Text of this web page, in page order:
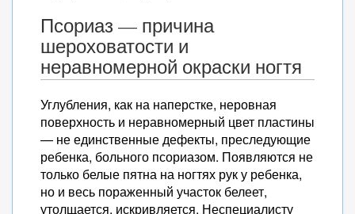
Псориаз — причина
шероховатости и
неравномерной окраски ногтя
Углубления, как на наперстке, неровная
поверхность и неравномерный цвет пластины
— не единственные дефекты, преследующие
ребенка, больного псориазом. Появляются не
только белые пятна на ногтях рук у ребенка,
но и весь пораженный участок белеет,
утолщается, искривляется. Неспециалисту